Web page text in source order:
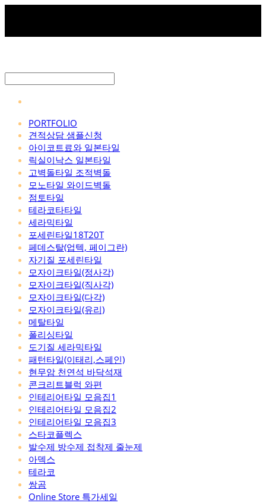
PORTFOLIO
견적상담 샘플신청
아이코트료와 일본타일
릭실이낙스 일본타일
고벽돌타일 조적벽돌
모노타일 와이드벽돌
점토타일
테라코타타일
세라믹타일
포세린타일18T20T
페데스탈(업텍, 페이그란)
자기질 포세린타일
모자이크타일(정사각)
모자이크타일(직사각)
모자이크타일(다각)
모자이크타일(유리)
메탈타일
폴리싱타일
도기질 세라믹타일
패턴타일(이태리,스페인)
현무암 천연석 바닥석재
콘크리트블럭 와편
인테리어타일 모음집1
인테리어타일 모음집2
인테리어타일 모음집3
스타코플렉스
발수제 방수제 접착제 줄눈제
아덱스
테라코
쌍곰
Online Store 특가세일